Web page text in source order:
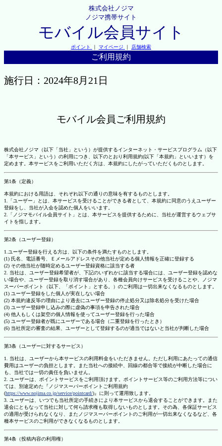
株式会社ノジマ
ノジマ携帯サイト
モバイル会員サイト
ポイント ｜ マイページ ｜ 店舗検索
ご利用規約
施行日：2024年8月21日
モバイル会員ご利用規約
株式会社ノジマ（以下「当社」という）が提供するインターネット・サービスプログラム（以下
「本サービス」という）の利用につき、以下のとおり利用規約(以下「本規約」といいます）を
定めます。本サービスをご利用いただく方は、本規約にしたがっていただくものとします。
第1条（定義）
本規約における用語は、それぞれ以下の通りの意味を有するものとします。
1.「ユーザー」とは、本サービスを受けることができる者として、本規約に同意のうえユーザー
登録をし、当社が入会を認めた個人をいいます。
2.「ノジマモバイル会員サイト」とは、本サービスを提供するために、当社が運営するウェブサ
イトを指します。
第2条（ユーザー登録）
1.ユーザー登録を行える方は、以下の条件を満たすものとします。
(1) 氏名、電話番号、Ｅメールアドレスその他当社が定める個人情報を正確に登録する
(2) その他当社が随時定めるユーザー登録資格に該当する者
2. 当社は、ユーザー登録希望者が、下記のいずれかに該当する場合には、ユーザー登録を認めな
い場合や、ユーザー登録を取り消す場合があり、各種会員向けサービスを受けることや、ノジマ
スーパーポイント（以下、「ポイント」とする。）のご利用は一切出来なくなるものとします。
(1) ユーザー登録をした個人が実在しない場合
(2) 本規約違反等の理由により過去にユーザー登録の停止処分又は除名処分を受けた場合
(3) ユーザー登録申し込みの際に虚偽の事項を申告された場合
(4) 他人もしくは架空の個人情報を使ってユーザー登録を行った場合
(5) ユーザー登録者が既にユーザーである場合（二重登録を行ったとき）
(6) 当社所定の審査の結果、ユーザーとして登録するのが適当ではないと当社が判断した場合
第3条（ユーザーに対するサービス）
1. 当社は、ユーザーから本サービスの利用料金をいただきません。ただし利用にあたっての通信
費用はユーザーの負担とします。また当社への接続中、回線の都合等で接続が中断した場合に
も、当社では一切の責任を負いません。
2. ユーザーは、ポイントサービスをご利用頂けます。ポイントサービス等のご利用方法等につい
ては、別途定めた『ノジマスーパーポイントご利用規約
(https://www.nojima.co.jp/service/pointcard/)』に則って運用致します。
3. ユーザーは、いつでも当社所定の手続きにより本サービスから退会することができます。また
退会にともなって当社に対して何ら請求権も取得しないものとします。その為、各保証サービス
の適用が受けられなくなり、またノジマスーパーポイントのご利用が一切出来なくなるなど、各
種本サービスのご利用ができなくなるものとします。
第4条（投稿内容の利用権）